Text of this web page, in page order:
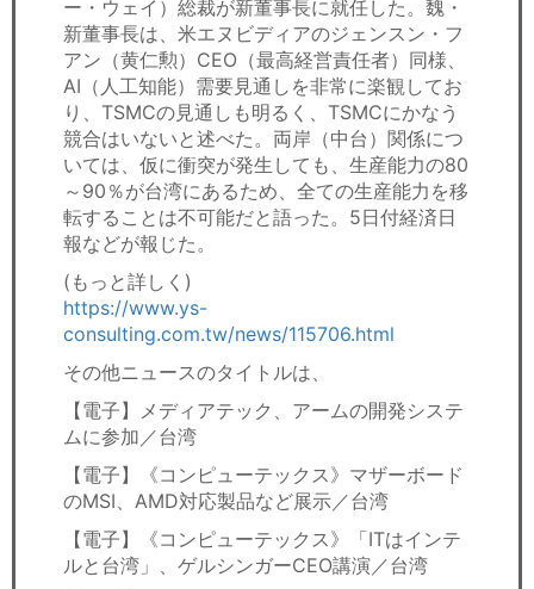
ー・ウェイ）総裁が新董事長に就任した。魏・
新董事長は、米エヌビディアのジェンスン・フ
アン（黄仁勲）CEO（最高経営責任者）同様、
AI（人工知能）需要見通しを非常に楽観してお
り、TSMCの見通しも明るく、TSMCにかなう
競合はいないと述べた。両岸（中台）関係につ
いては、仮に衝突が発生しても、生産能力の80
～90％が台湾にあるため、全ての生産能力を移
転することは不可能だと語った。5日付経済日
報などが報じた。
(もっと詳しく)
https://www.ys-
consulting.com.tw/news/115706.html
その他ニュースのタイトルは、
【電子】メディアテック、アームの開発システ
ムに参加／台湾
【電子】《コンピューテックス》マザーボード
のMSI、AMD対応製品など展示／台湾
【電子】《コンピューテックス》「ITはインテ
ルと台湾」、ゲルシンガーCEO講演／台湾